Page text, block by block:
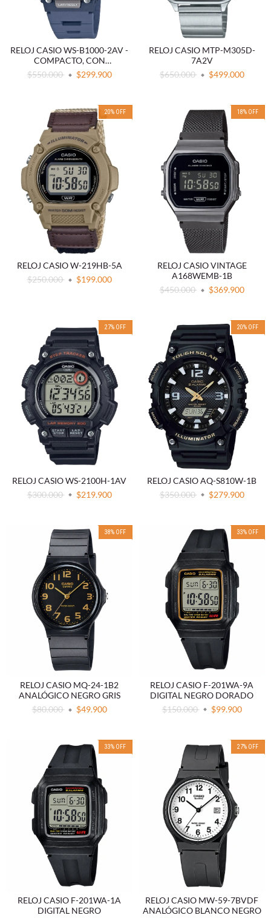
RELOJ CASIO WS-B1000-2AV -
COMPACTO, CON
CONECTIVIDAD BLUETOOTH
Y CONTADOR DE PASOS
$550.000 $299.900
RELOJ CASIO MTP-M305D-
7A2V
$650.000
$499.000
20% OFF
RELOJ CASIO W-219HB-5A
$250.000
$199.000
18% OFF
RELOJ CASIO VINTAGE
A168WEMB-1B
$450.000
$369.900
27% OFF
RELOJ CASIO WS-2100H-1AV
$300.000
$219.900
20% OFF
RELOJ CASIO AQ-S810W-1B
$350.000
$279.900
38% OFF
RELOJ CASIO MQ-24-1B2
ANALÓGICO NEGRO GRIS
$80.000
$49.900
33% OFF
RELOJ CASIO F-201WA-9A
DIGITAL NEGRO DORADO
$150.000
$99.900
33% OFF
RELOJ CASIO F-201WA-1A
DIGITAL NEGRO
27% OFF
RELOJ CASIO MW-59-7BVDF
ANALÓGICO BLANCO NEGRO